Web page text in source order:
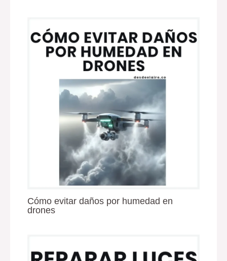
Cómo evitar daños por humedad en
drones